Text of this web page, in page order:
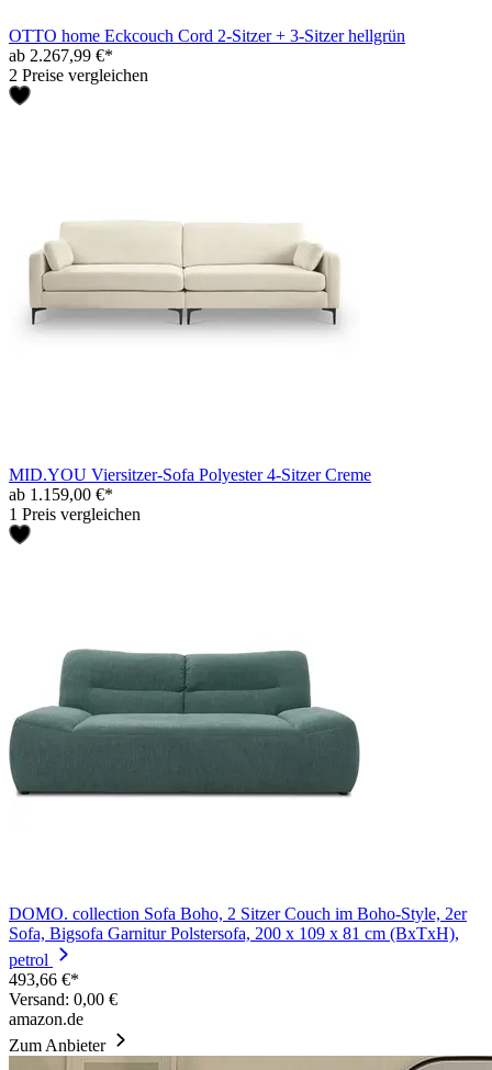
OTTO home Eckcouch Cord 2-Sitzer + 3-Sitzer hellgrün
ab 2.267,99 €*
2 Preise vergleichen
MID.YOU Viersitzer-Sofa Polyester 4-Sitzer Creme
ab 1.159,00 €*
1 Preis vergleichen
DOMO. collection Sofa Boho, 2 Sitzer Couch im Boho-Style, 2er
Sofa, Bigsofa Garnitur Polstersofa, 200 x 109 x 81 cm (BxTxH),
petrol
493,66 €*
Versand: 0,00 €
amazon.de
Zum Anbieter